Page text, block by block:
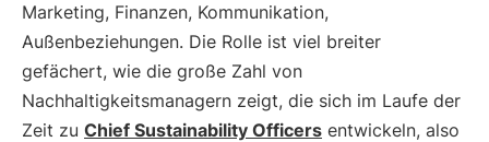
Marketing, Finanzen, Kommunikation,
Außenbeziehungen. Die Rolle ist viel breiter
gefächert, wie die große Zahl von
Nachhaltigkeitsmanagern zeigt, die sich im Laufe der
Zeit zu Chief Sustainability Officers entwickeln, also